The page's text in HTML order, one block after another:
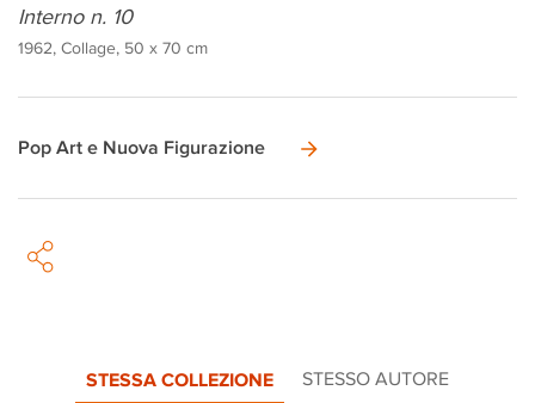
Interno n. 10
1962, Collage, 50 x 70 cm
Pop Art e Nuova Figurazione
STESSA COLLEZIONE STESSO AUTORE